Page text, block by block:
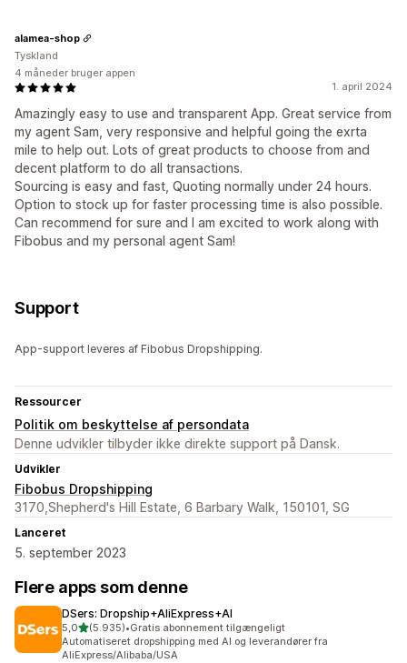
1. april 2024
Amazingly easy to use and transparent App. Great service from
my agent Sam, very responsive and helpful going the exrta
mile to help out. Lots of great products to choose from and
decent platform to do all transactions.
Sourcing is easy and fast, Quoting normally under 24 hours.
Option to stock up for faster processing time is also possible.
Can recommend for sure and I am excited to work along with
Fibobus and my personal agent Sam!
alamea-shop
Tyskland
4 måneder bruger appen
Support
App-support leveres af Fibobus Dropshipping.
Ressourcer
Politik om beskyttelse af persondata
Denne udvikler tilbyder ikke direkte support på Dansk.
Udvikler
Fibobus Dropshipping
3170,Shepherd's Hill Estate, 6 Barbary Walk, 150101, SG
Lanceret
5. september 2023
Flere apps som denne
DSers: Dropship+AliExpress+AI
5,0ud af 5 stjerner
(5.935)
5935 anmeldelser i alt
•Gratis abonnement tilgængeligt
Automatiseret dropshipping med AI og leverandører fra
AliExpress/Alibaba/USA